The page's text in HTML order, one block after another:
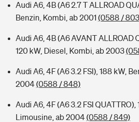
Audi A6, 4B (A6 2.7 T ALLROAD
Benzin, Kombi, ab 2001 (0588 /
Audi A6, 4B (A6 AVANT ALLROAD
120 kW, Diesel, Kombi, ab 2003
Audi A6, 4F (A6 3.2 FSI), 188 kW,
2004(0588 / 848)
Audi A6, 4F (A6 3.2 FSI QUATTRO),
Limousine, ab 2004(0588 / 849)